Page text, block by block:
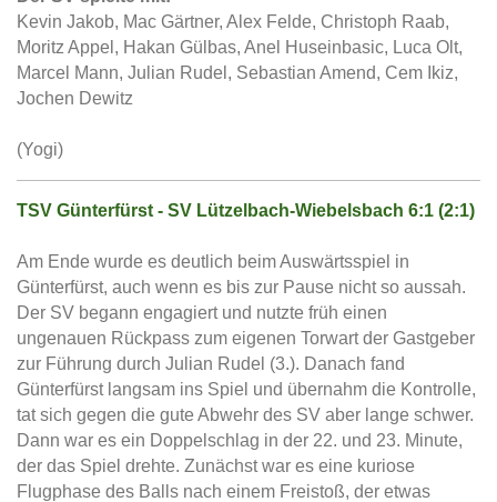
Kevin Jakob, Mac Gärtner, Alex Felde, Christoph Raab,
Moritz Appel, Hakan Gülbas, Anel Huseinbasic, Luca Olt,
Marcel Mann, Julian Rudel, Sebastian Amend, Cem Ikiz,
Jochen Dewitz
(Yogi)
TSV Günterfürst - SV Lützelbach-Wiebelsbach 6:1 (2:1)
Am Ende wurde es deutlich beim Auswärtsspiel in
Günterfürst, auch wenn es bis zur Pause nicht so aussah.
Der SV begann engagiert und nutzte früh einen
ungenauen Rückpass zum eigenen Torwart der Gastgeber
zur Führung durch Julian Rudel (3.). Danach fand
Günterfürst langsam ins Spiel und übernahm die Kontrolle,
tat sich gegen die gute Abwehr des SV aber lange schwer.
Dann war es ein Doppelschlag in der 22. und 23. Minute,
der das Spiel drehte. Zunächst war es eine kuriose
Flugphase des Balls nach einem Freistoß, der etwas